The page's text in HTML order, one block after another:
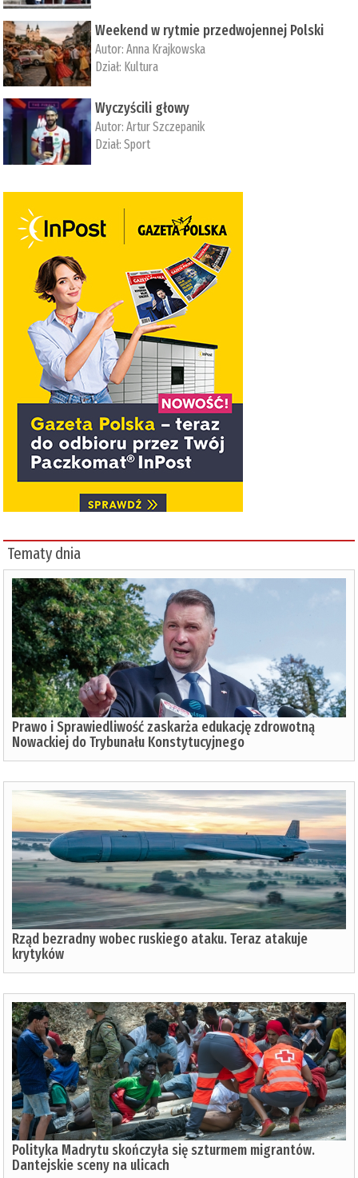
Weekend w rytmie przedwojennej Polski
Autor:Anna Krajkowska
Dział: Kultura
Wyczyścili głowy
Autor:Artur Szczepanik
Dział:Sport
Tematy dnia
Prawo i Sprawiedliwość zaskarża edukację zdrowotną
Nowackiej do Trybunału Konstytucyjnego
Rząd bezradny wobec ruskiego ataku. Teraz atakuje
krytyków
Polityka Madrytu skończyła się szturmem migrantów.
Dantejskie sceny na ulicach